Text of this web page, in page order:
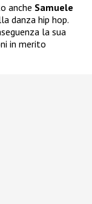
anche Samuele
danza hip hop.
la sua
in merito